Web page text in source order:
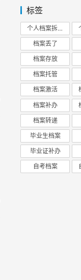
标签
个人档案拆开
档案丢了
档案存放
档案托管
档案激活
档案补办
档案转递
毕业生档案
毕业证补办
自考档案